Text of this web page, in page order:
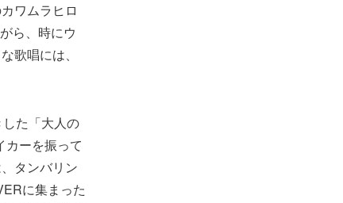
ワムラヒロ
ら、時にウ
歌唱には、
た「大人の
カーを振って
タンバリン
に集まった